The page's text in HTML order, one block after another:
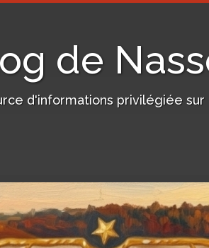
de
d'informations privilégiée